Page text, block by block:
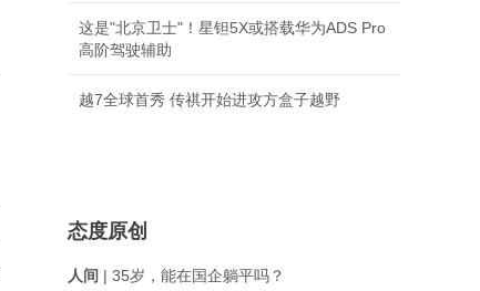
这是"北京卫士"！星钽5X或搭载华为ADS Pro
高阶驾驶辅助
越7全球首秀 传祺开始进攻方盒子越野
态度原创
人间 | 35岁，能在国企躺平吗？